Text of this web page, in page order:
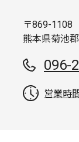
〒869-1108
熊本県菊池
096-
営業時